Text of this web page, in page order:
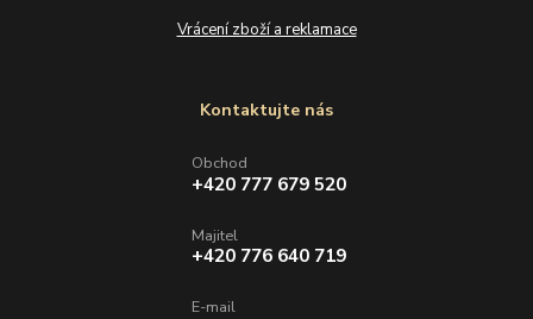
Vrácení zboží a reklamace
Kontaktujte nás
Obchod
+420 777 679 520
Majitel
+420 776 640 719
E-mail